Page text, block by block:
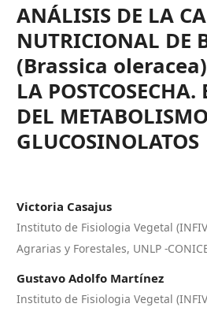
ANÁLISIS DE LA
NUTRICIONAL DE
(Brassica
LA
DEL
GLUCOSINOLATOS
Victoria Casajus
Instituto de Fisiologia Vegetal
Agrarias y Forestales, UNLP -
Gustavo Adolfo Martínez
Instituto de Fisiologia Vegetal